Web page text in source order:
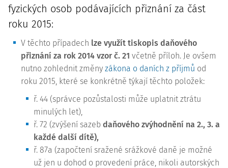
fyzických osob podávajících přiznání za část
roku 2015:
V těchto případech lze využít tiskopis daňového
přiznání za rok 2014 vzor č. 21 včetně příloh. Je ovšem
nutno zohlednit změny zákona o daních z příjmů od
roku 2015, které se konkrétně týkají těchto položek:
ř. 44 (správce pozůstalosti může uplatnit ztrátu
minulých let),
ř. 72 (zvýšení sazeb daňového zvýhodnění na 2., 3. a
každé další dítě),
ř. 87a (započtení sražené srážkové daně je možné
už jen u dohod o provedení práce, nikoli autorských